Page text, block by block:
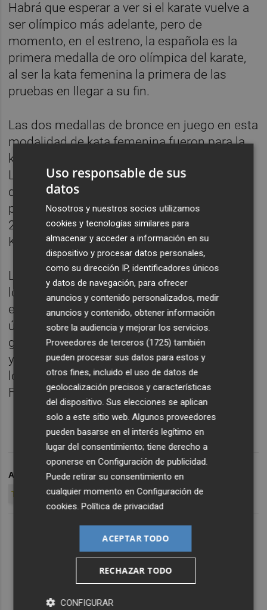
Habrá que esperar a ver si el karate vuelve a
ser olímpico más adelante, pero de
momento, en el estreno, la española es la
primera medalla de oro olímpica del karate,
al ser la kata femenina la primera de las
pruebas en llegar a su fin.
Las dos medallas de bronce en juego en esta
modalidad de kata femenina fueron para la
karateka de Hong Kong Mo Sheung Grace
Lau, que se fue a los 26.94 puntos por
delante de la turca Dilara Bozan, y también
para la italiana Viviana Bottaro, quien con
26.48 superó a la estadounidense Sakura
Kokumai.
La talaverana suma esta medalla a las diez
logradas previamente por la delegación
española en esta cita olímpica, siendo la
última la medalla de bronce en 470 de vela
ganada por Jordi Xammar y Nico Rodríguez,
y la segunda de oro después de la que
lograron en tiro Fátima Gálvez y Alberto
Fernández.
ARCHIVADO EN JUEGOS OLÍMPICOS DE TOKIO
TOKIO 2020
TOKIO
Uso responsable de sus
datos
Nosotros y nuestros socios utilizamos
cookies y tecnologías similares para
almacenar y acceder a información en su
dispositivo y procesar datos personales,
como su dirección IP, identificadores únicos
y datos de navegación, para ofrecer
anuncios y contenido personalizados, medir
anuncios y contenido, obtener información
sobre la audiencia y mejorar los servicios.
Proveedores de terceros (1725) también
pueden procesar sus datos para estos y
otros fines, incluido el uso de datos de
geolocalización precisos y características
del dispositivo. Sus elecciones se aplican
solo a este sitio web. Algunos proveedores
pueden basarse en el interés legítimo en
lugar del consentimiento; tiene derecho a
oponerse enConfiguración de publicidad
Puede retirar su consentimiento en
cualquier momento enConfiguración de
cookies .Política de privacidad
ACEPTAR TODO
RECHAZAR TODO
CONFIGURAR